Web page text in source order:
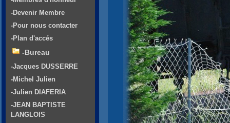
-Devenir Membre
-Pour nous contacter
-Plan d'accés
-Bureau
-Jacques DUSSERRE
-Michel Julien
-Julien DIAFERIA
-JEAN BAPTISTE
LANGLOIS